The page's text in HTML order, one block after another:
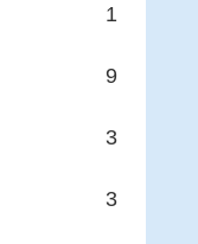
1
9
3
3